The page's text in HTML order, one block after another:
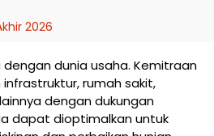
2026
dunia usaha. Kemitraan
rumah sakit,
dengan dukungan
dapat dioptimalkan untuk